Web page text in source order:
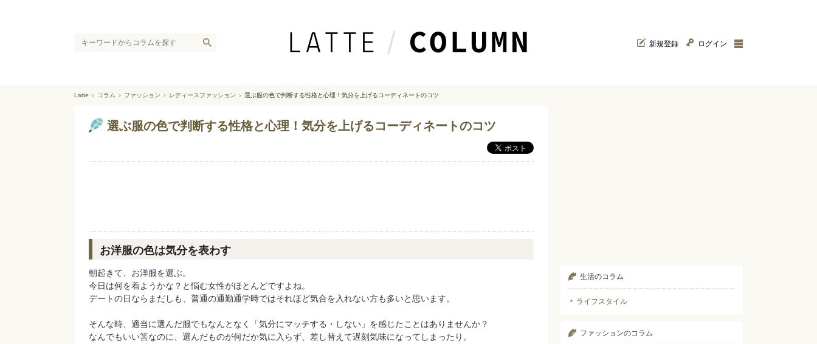
新規登録 ログイン
Latte コラム ファッション レディースファッション 選ぶ服の色で判断する性格と心理！気分を上げるコーディネートのコツ
選ぶ服の色で判断する性格と心理！気分を上げるコーディネートのコツ
お洋服の色は気分を表わす
朝起きて、お洋服を選ぶ。
今日は何を着ようかな？と悩む女性がほとんどですよね。
デートの日ならまだしも、普通の通勤通学時ではそれほど気合を入れない方も多いと思います。
そんな時、適当に選んだ服でもなんとなく「気分にマッチする・しない」を感じたことはありませんか？
なんでもいい筈なのに、選んだものが何だか気に入らず、差し替えて遅刻気味になってしまったり。
生活のコラム
ライフスタイル
ファッションのコラム